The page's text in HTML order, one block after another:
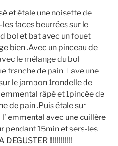
et étale une noisette de
faces beurrées sur le
bol et bat avec un fouet
bien .Avec un pinceau de
le mélange du bol
tranche de pain .Lave une
le jambon 1rondelle de
râpé et 1pincée de
de pain .Puis étale sur
emmental avec une cuillère
pendant 15min et sers-les
!!!!!!!!!!!!